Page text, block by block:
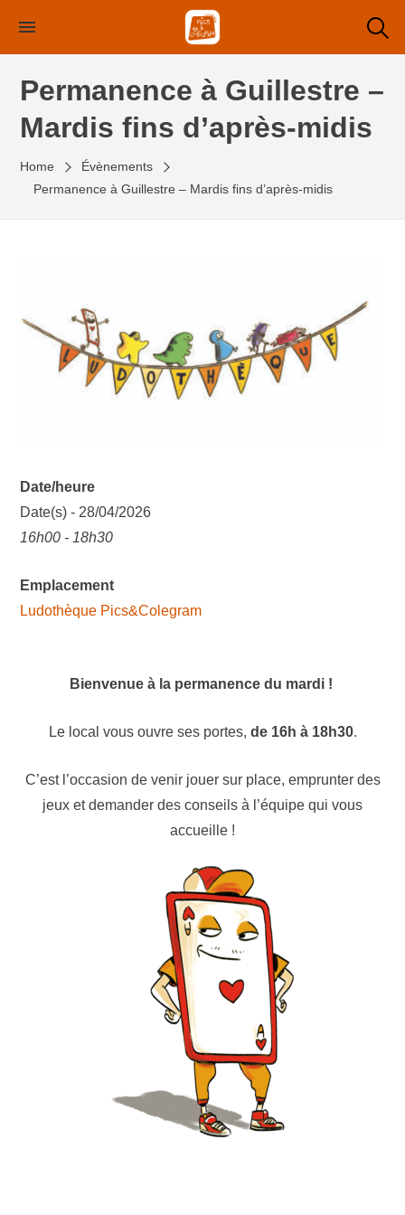
contentPermanence à Guillestre –
Mardis fins d’après-midis
Home
Évènements
Permanence à Guillestre – Mardis fins d’après-midis
Date/heure
Date(s) - 28/04/2026
16h00 - 18h30
Emplacement
Ludothèque Pics&Colegram
Bienvenue à la permanence du mardi !
Le local vous ouvre ses portes, de 16h à 18h30.
C’est l’occasion de venir jouer sur place, emprunter des
jeux et demander des conseils à l’équipe qui vous
accueille !